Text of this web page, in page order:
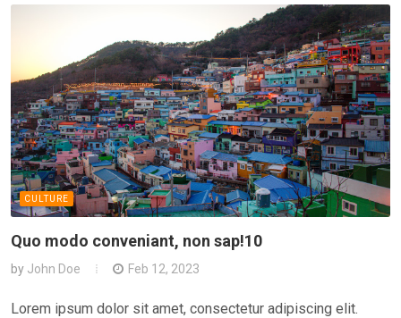
CULTURE
Quo modo conveniant, non sap!10
by John Doe Feb 12, 2023
Lorem ipsum dolor sit amet, consectetur adipiscing elit.